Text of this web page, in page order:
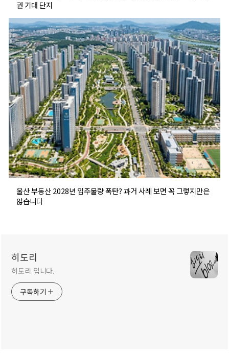
권 기대 단지
울산 부동산 2028년 입주물량 폭탄? 과거 사례 보면 꼭 그렇지만은
않습니다
히도리
히도리 입니다.
구독하기